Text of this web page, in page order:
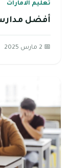
تعليم الامارات
أفضل مدارس
📅 2 مارس 2025